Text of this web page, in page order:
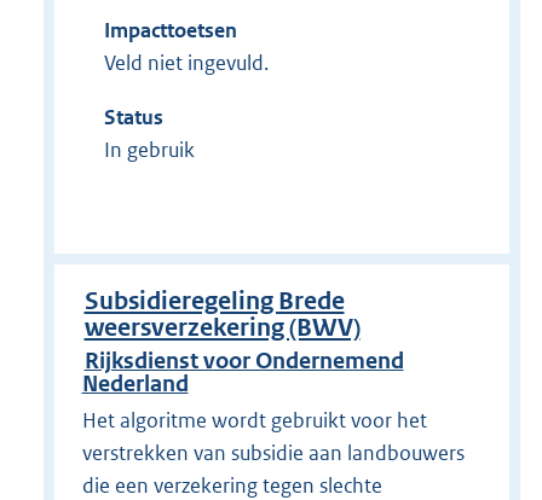
Impacttoetsen
Veld niet ingevuld.
Status
In gebruik
Subsidieregeling Brede
weersverzekering (BWV)
Rijksdienst voor Ondernemend
Nederland
Het algoritme wordt gebruikt voor het
verstrekken van subsidie aan landbouwers
die een verzekering tegen slechte